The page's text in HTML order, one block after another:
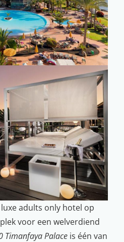
adults only hotel op
voor een welverdiend
Timanfaya Palace is één van